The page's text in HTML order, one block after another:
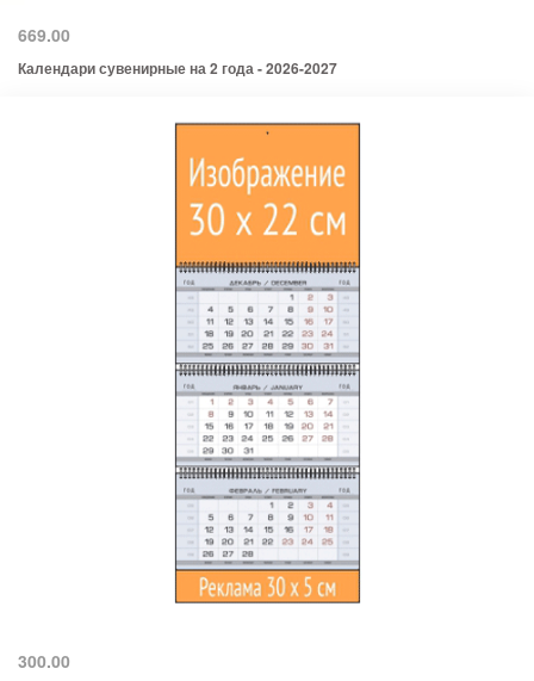
669.00
Календари сувенирные на 2 года - 2026-2027
300.00